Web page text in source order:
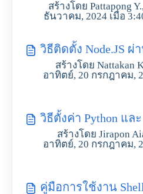
สร้างโดย Pattapong
ธันวาคม, 2024 เมื่อ
วิธีติดตั้ง Node.JS ผ่
สร้างโดย Nattakan
อาทิตย์, 20 กรกฎาคม,
วิธีตั้งค่า Python แล
สร้างโดย Jirapon
อาทิตย์, 20 กรกฎาคม,
คู่มือการใช้งาน Shell